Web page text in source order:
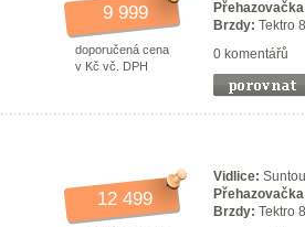
9 999
doporučená cena
v Kč vč. DPH
Brzdy: Tektro
0 komentářů
12 499
Vidlice:
Brzdy: Tektro